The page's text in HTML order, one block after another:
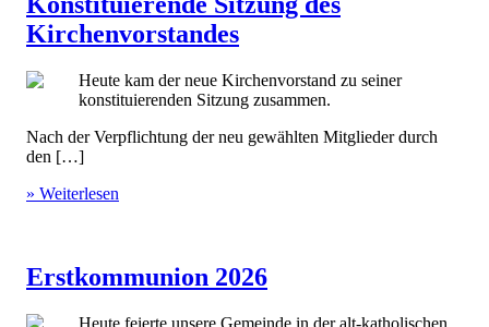
Kirchenvorstandes
Heute kam der neue Kirchenvorstand zu seiner
konstituierenden Sitzung zusammen.
Nach der Verpflichtung der neu gewählten Mitglieder durch
den […]
» Weiterlesen
Erstkommunion 2026
Heute feierte unsere Gemeinde in der alt-katholischen